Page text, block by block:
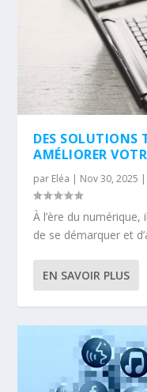
DES SOLUTIONS
AMÉLIORER
par Eléa | Nov 30, 2025 |
À l’ère du
de se démarquer et
EN SAVOIR PLUS